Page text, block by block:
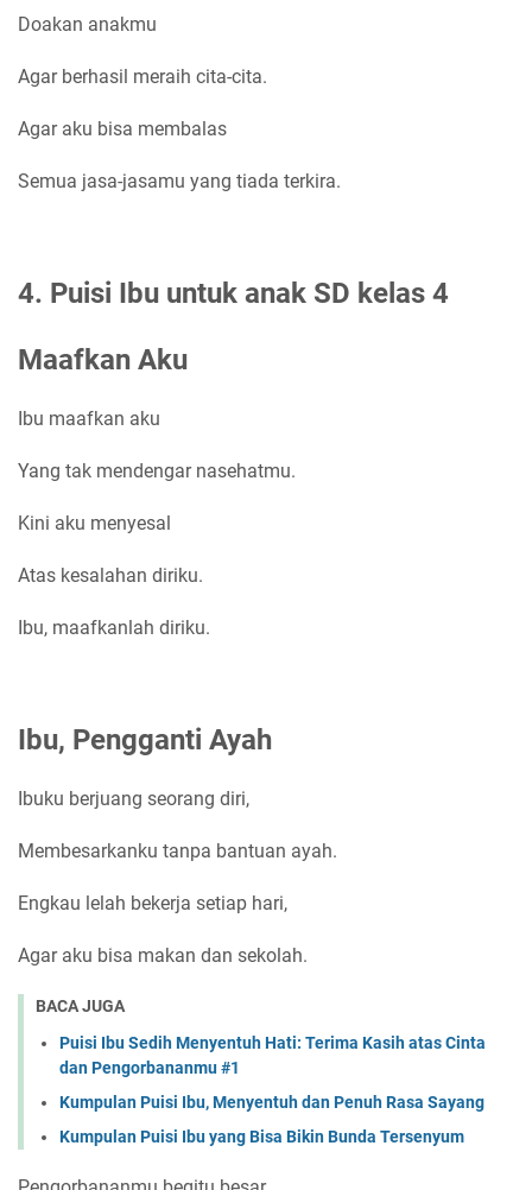
Doakan anakmu
Agar berhasil meraih cita-cita.
Agar aku bisa membalas
Semua jasa-jasamu yang tiada terkira.
4. Puisi Ibu untuk anak SD kelas 4
Maafkan Aku
Ibu maafkan aku
Yang tak mendengar nasehatmu.
Kini aku menyesal
Atas kesalahan diriku.
Ibu, maafkanlah diriku.
Ibu, Pengganti Ayah
Ibuku berjuang seorang diri,
Membesarkanku tanpa bantuan ayah.
Engkau lelah bekerja setiap hari,
Agar aku bisa makan dan sekolah.
BACA JUGA
Puisi Ibu Sedih Menyentuh Hati: Terima Kasih atas Cinta
dan Pengorbananmu #1
Kumpulan Puisi Ibu, Menyentuh dan Penuh Rasa Sayang
Kumpulan Puisi Ibu yang Bisa Bikin Bunda Tersenyum